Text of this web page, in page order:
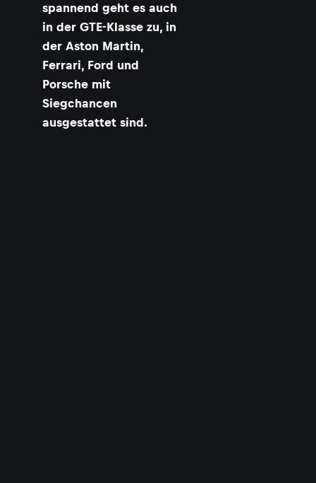
spannend geht es auch
in der GTE-Klasse zu, in
der Aston Martin,
Ferrari, Ford und
Porsche mit
Siegchancen
ausgestattet sind.